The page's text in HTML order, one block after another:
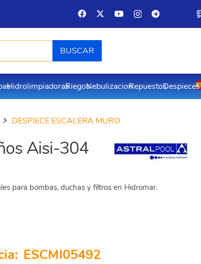
BUSCAR
HidrolimpiadorasRiegosNebulizacionRepuestosDespieces
DESPIECE ESCALERA MURO
Aisi-304
para bombas, duchas y filtros en Hidromar.
ESCMI05492